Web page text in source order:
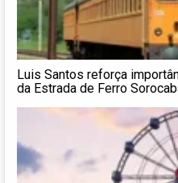
Luis Santos reforça
da Estrada de Ferro